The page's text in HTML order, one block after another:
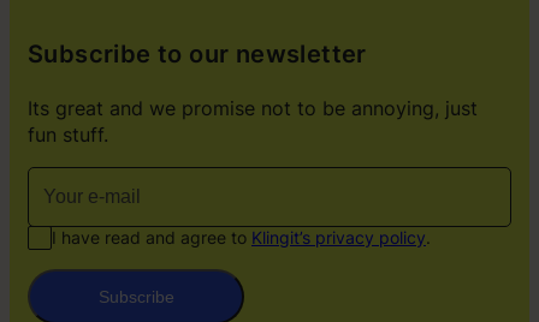
Subscribe to our newsletter
Its great and we promise not to be annoying, just
fun stuff.
I have read and agree to Klingit’s privacy policy.
Subscribe